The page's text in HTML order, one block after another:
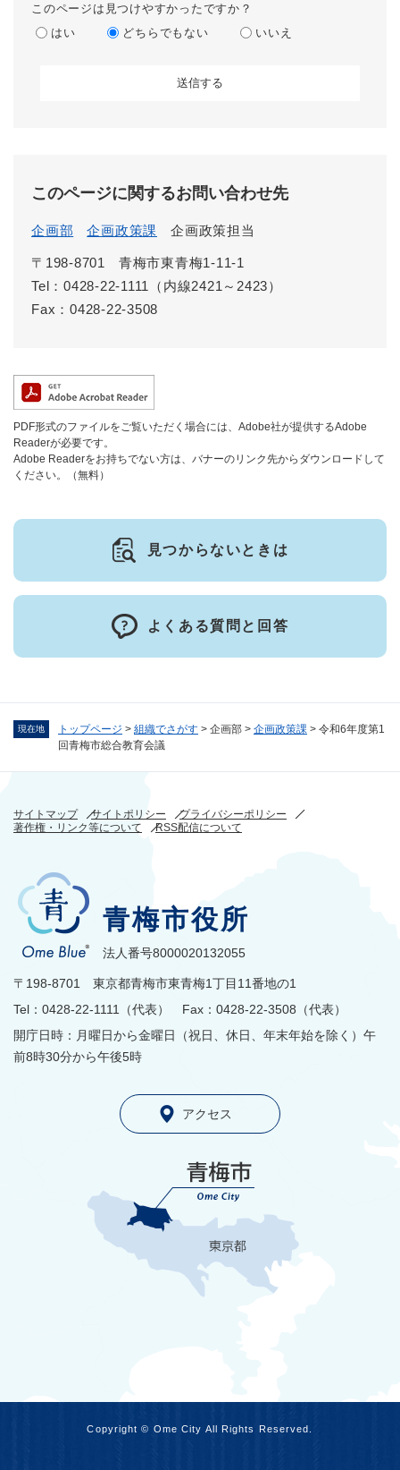
現在地 トップページ > 組織でさがす > 企画部 > 企画政策課 > 令和6年度第1
回青梅市総合教育会議
このページは見つけやすかったですか？
はい
どちらでもない いいえ
このページに関するお問い合わせ先
企画部 企画政策課 企画政策担当
〒198-8701
青梅市東青梅1-11-1
Tel：0428-22-1111（内線2421～2423）
Fax：0428-22-3508
PDF形式のファイルをご覧いただく場合には、Adobe社が提供するAdobe
Readerが必要です。
Adobe Readerをお持ちでない方は、バナーのリンク先からダウンロードして
ください。（無料）
見つからないときは
よくある質問と回答
サイトマップ サイトポリシー
プライバシーポリシー
著作権・リンク等について
RSS配信について
青梅市役所
法人番号8000020132055
〒198-8701 東京都青梅市東青梅1丁目11番地の1
Tel：0428-22-1111（代表） Fax：0428-22-3508（代表）
開庁日時：月曜日から金曜日（祝日、休日、年末年始を除く）午
前8時30分から午後5時
アクセス
Copyright © Ome City All Rights Reserved.